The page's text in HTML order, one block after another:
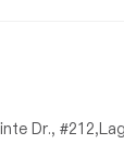
Dr.,